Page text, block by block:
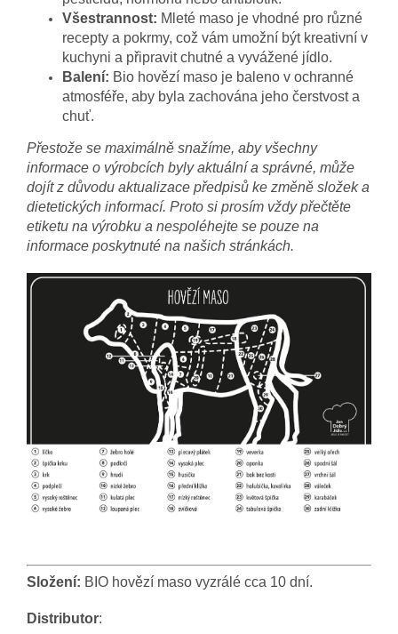
Všestrannost: Mleté maso je vhodné pro různé
recepty a pokrmy, což vám umožní být kreativní v
kuchyni a připravit chutné a vyvážené jídlo.
Balení: Bio hovězí maso je baleno v ochranné
atmosféře, aby byla zachována jeho čerstvost a
chuť.
Přestože se maximálně snažíme, aby všechny
informace o výrobcích byly aktuální a správné, může
dojít z důvodu aktualizace předpisů ke změně složek a
dietetických informací. Proto si prosím vždy přečtěte
etiketu na výrobku a nespoléhejte se pouze na
informace poskytnuté na našich stránkách.
Složení: BIO hovězí maso vyzrálé cca 10 dní.
Distributor: